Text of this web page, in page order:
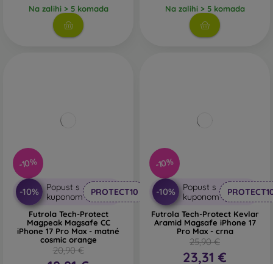
Na zalihi > 5 komada Na zalihi > 5 komada
-10%
-10%
Popust s
kuponom
PROTECT10
Futrola Tech-Protect
Magpeak Magsafe CC
iPhone 17 Pro Max - matné
cosmic orange
20,90 €
-10%
-10%
Popust s
kuponom
Futrola Tech-Protect Kevlar
Aramid Magsafe iPhone 17
Pro Max - crna
25,90 €
23,31 €